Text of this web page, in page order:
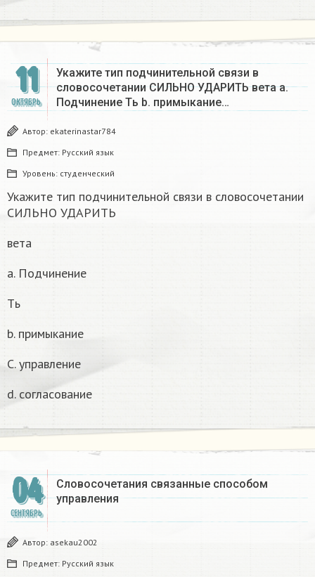
11
ОКТЯБРЬ
Укажите тип подчинительной связи в
словосочетании СИЛЬНО УДАРИТЬ вета а.
Подчинение Tь b. примыкание…
Автор: ekaterinastar784
Предмет: Русский язык
Уровень: студенческий
Укажите тип подчинительной связи в словосочетании
СИЛЬНО УДАРИТЬ
вета
а. Подчинение
Tь
b. примыкание
С. управление
d. согласование
04
СЕНТЯБРЬ
Словосочетания связанные способом
управления
Автор: asekau2002
Предмет: Русский язык